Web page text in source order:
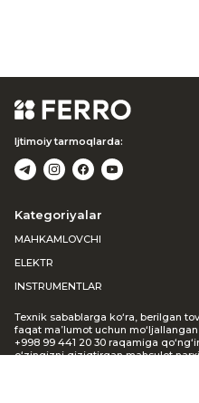
Ijtimoiy tarmoqlarda:
Kategoriyalar
MAHKAMLOVCHI
ELEKTR
INSTRUMENTLAR
Texnik sabablarga ko‘ra, berilgan
faqat ma’lumot uchun
+998 99 441 20 30 raqamiga
o‘zingizni qiziqtirgan mahsulot